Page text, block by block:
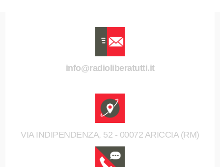
info@radioliberatutti.it
VIA INDIPENDENZA, 52 - 00072 ARICCIA (RM)